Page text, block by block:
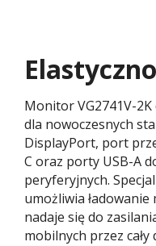
Monitor VG2741V-
dla nowoczesnych
DisplayPort, port
C oraz porty USB-A
peryferyjnych.
umożliwia
nadaje się do
mobilnych przez cały